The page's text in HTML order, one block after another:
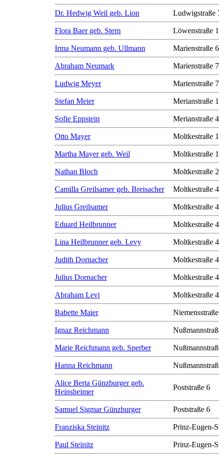
Dr. Hedwig Weil geb. Lion Ludwigstraße
Flora Baer geb. Stern Löwenstraße 1
Irma Neumann geb. Ullmann Marienstraße 6
Abraham Neumark Marienstraße 7
Ludwig Meyer Marienstraße 7
Stefan Meier Merianstraße
Sofie Eppstein Merianstraße
Otto Mayer Moltkestraße
Martha Mayer geb. Weil Moltkestraße
Nathan Bloch Moltkestraße
Camilla Greilsamer geb. Breisacher Moltkestraße
Julius Greilsamer Moltkestraße
Eduard Heilbrunner Moltkestraße
Lina Heilbrunner geb. Levy Moltkestraße
Judith Dornacher Moltkestraße
Julius Dornacher Moltkestraße
Abraham Levi Moltkestraße
Babette Maier
Ignaz Reichmann
Marie Reichmann geb. Sperber
Hanna Reichmann
Alice Berta Günzburger geb.
Heinsheimer
Poststraße 6
Samuel Sigmar Günzburger Poststraße 6
Franziska Steinitz Prinz-Eugen-
Paul Steinitz Prinz-Eugen-